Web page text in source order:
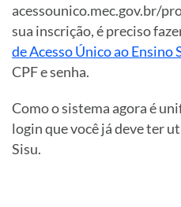
acessounico.mec.gov.br/
sua inscrição, é preciso
de Acesso Único ao Ensino
CPF e senha.
Como o sistema agora é
login que você já deve ter
Sisu.